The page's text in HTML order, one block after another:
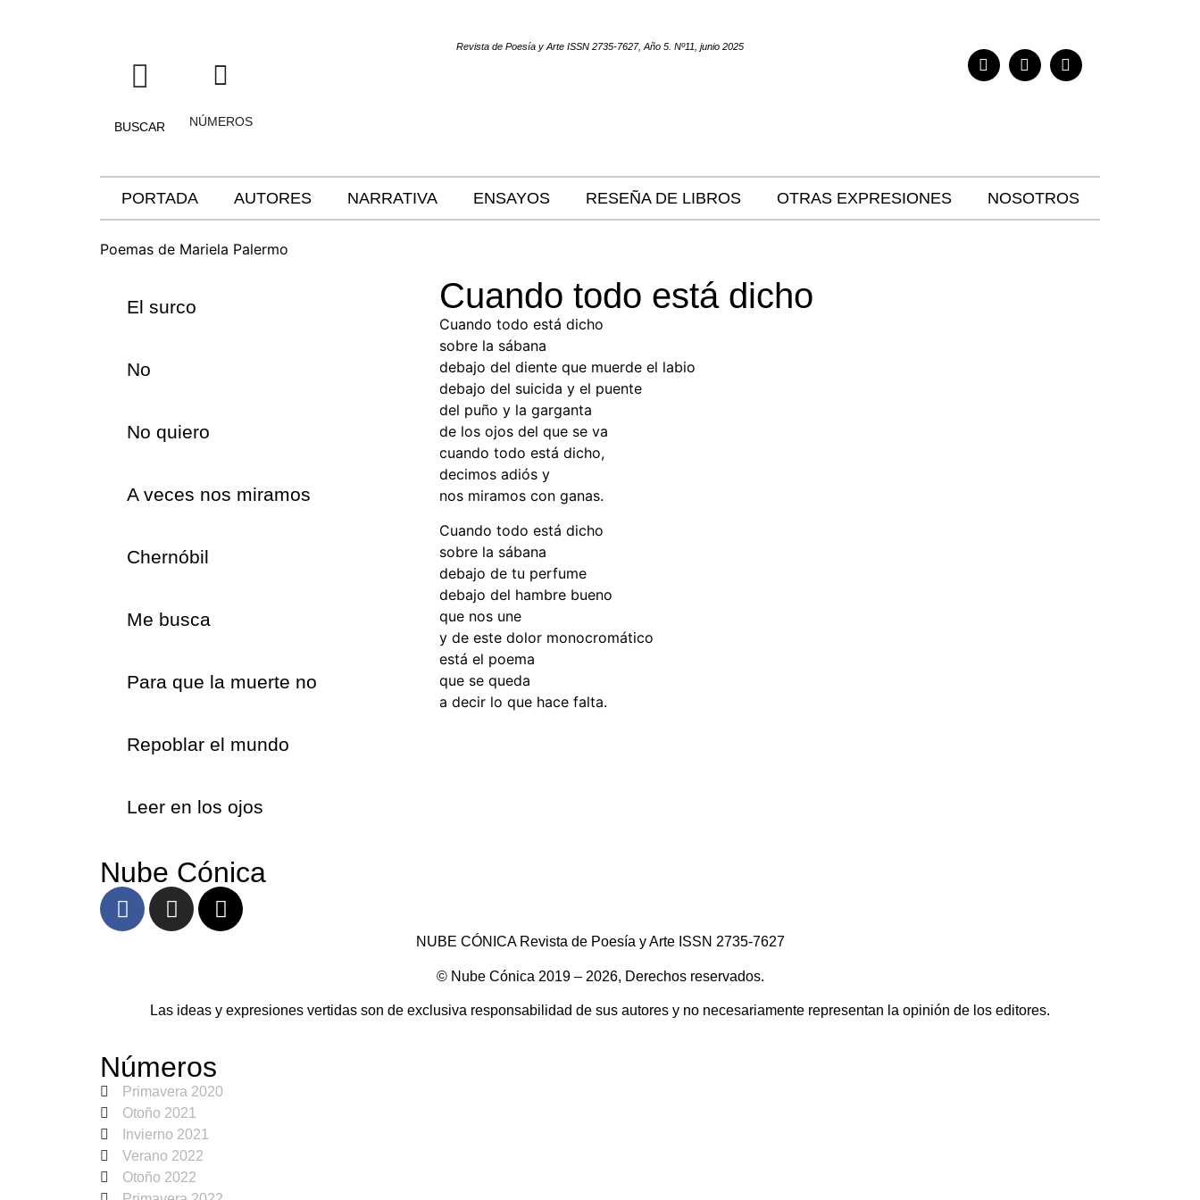
BUSCAR NÚMEROS
Revista de Poesía y Arte ISSN 2735-7627, Año 5. Nº11, junio 2025
PORTADA AUTORES NARRATIVA ENSAYOS RESEÑA DE LIBROS OTRAS EXPRESIONES NOSOTROS
Poemas de Mariela Palermo
El surco
No
No quiero
A veces nos miramos
Chernóbil
Me busca
Para que la muerte no
Repoblar el mundo
Leer en los ojos
Cuando todo está dicho
Cuando todo está dicho
sobre la sábana
debajo del diente que muerde el labio
debajo del suicida y el puente
del puño y la garganta
de los ojos del que se va
cuando todo está dicho,
decimos adiós y
nos miramos con ganas.
Cuando todo está dicho
sobre la sábana
debajo de tu perfume
debajo del hambre bueno
que nos une
y de este dolor monocromático
está el poema
que se queda
a decir lo que hace falta.
Nube Cónica
NUBE CÓNICA Revista de Poesía y Arte ISSN 2735-7627
© Nube Cónica 2019 – 2026, Derechos reservados.
Las ideas y expresiones vertidas son de exclusiva responsabilidad de sus autores y no necesariamente representan la opinión de los editores.
Números
Primavera 2020
Otoño 2021
Invierno 2021
Verano 2022
Otoño 2022